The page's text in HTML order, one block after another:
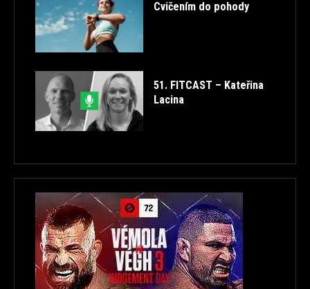
Cvičením do pohody
51. FITCAST – Kateřina
Lacina